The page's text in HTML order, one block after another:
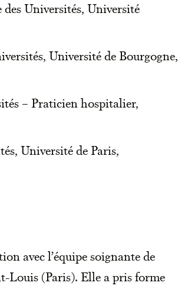
des Universités, Université
Université de Bourgogne,
– Praticien hospitalier,
Université de Paris,
avec l’équipe soignante de
Louis (Paris). Elle a pris forme